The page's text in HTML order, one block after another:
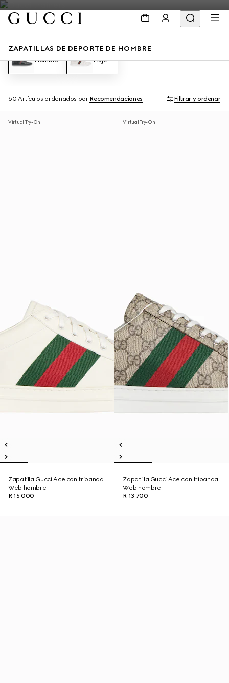
ZAPATILLAS DE DEPORTE DE HOMBRE
Hombre Mujer
60 Artículos ordenados por Recomendaciones Filtrar y ordenar
Virtual Try-On
Zapatilla Gucci Ace con tribanda
Web hombre
R 15 000
Virtual Try-On
Zapatilla Gucci Ace con tribanda
Web hombre
R 13 700